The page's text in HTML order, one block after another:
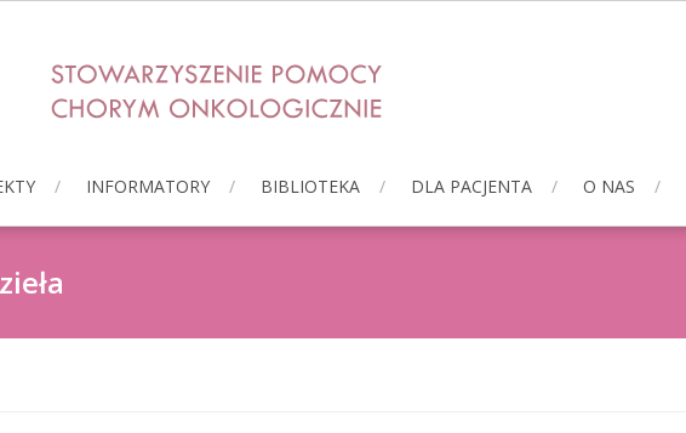
INFORMATORY BIBLIOTEKA DLA PACJENTA O NAS